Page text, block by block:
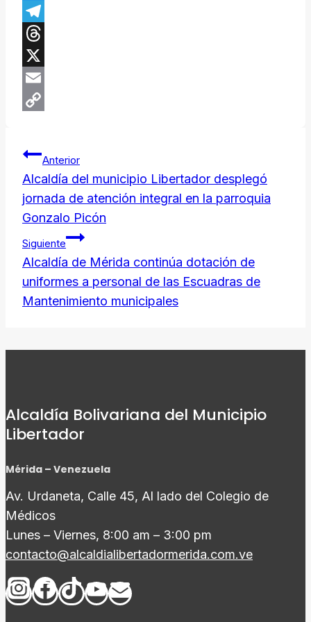
Facebook
Telegram
Threads
X
Email
Navegación
de
entradas
Anterior
Alcaldía del municipio Libertador desplegó
jornada de atención integral en la parroquia
Gonzalo Picón
Siguiente
Alcaldía de Mérida continúa dotación de
uniformes a personal de las Escuadras de
Mantenimiento municipales
Alcaldía Bolivariana del Municipio
Libertador
Mérida – Venezuela
Av. Urdaneta, Calle 45, Al lado del Colegio de
Médicos
Lunes – Viernes, 8:00 am – 3:00 pm
contacto@alcaldialibertadormerida.com.ve